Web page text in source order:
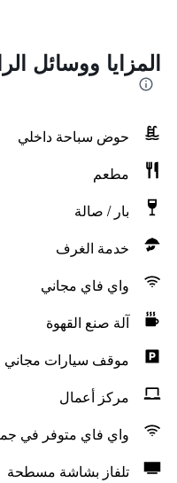
المزايا ووسائل
حوض سباحة داخلي
مطعم
بار / صالة
خدمة الغرف
واي فاي مجاني
آلة صنع القهوة
موقف سيارات مجاني
مركز أعمال
واي فاي متوفر في
تلفاز بشاشة مسطحة